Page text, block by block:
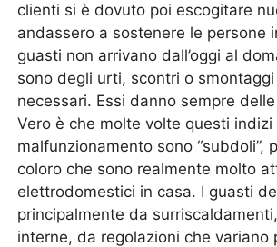
clienti si è dovuto poi escogitare
andassero a sostenere le persone
guasti non arrivano dall’oggi al
sono degli urti, scontri o
necessari. Essi danno sempre
Vero è che molte volte questi indizi
malfunzionamento sono “subdoli”,
coloro che sono realmente molto
elettrodomestici in casa. I guasti
principalmente da
interne, da regolazioni che variano